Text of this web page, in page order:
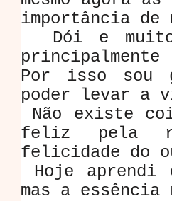
importância de
Dói e muito
Por isso sou
poder levar a
Não existe
feliz pela
felicidade do
Hoje aprendi
mas a essência